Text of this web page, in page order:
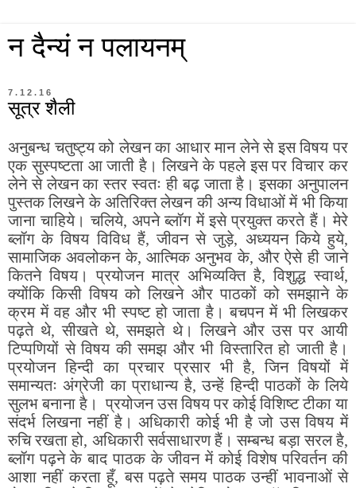
न दैन्यं न पलायनम्
7.12.16
सूत्र शैली
अनुबन्ध चतुष्ट्य को लेखन का आधार मान लेने से इस विषय पर
एक सुस्पष्टता आ जाती है। लिखने के पहले इस पर विचार कर
लेने से लेखन का स्तर स्वतः ही बढ़ जाता है। इसका अनुपालन
पुस्तक लिखने के अतिरिक्त लेखन की अन्य विधाओं में भी किया
जाना चाहिये। चलिये, अपने ब्लॉग में इसे प्रयुक्त करते हैं। मेरे
ब्लॉग के विषय विविध हैं, जीवन से जुड़े, अध्ययन किये हुये,
सामाजिक अवलोकन के, आत्मिक अनुभव के, और ऐसे ही जाने
कितने विषय। प्रयोजन मात्र अभिव्यक्ति है, विशुद्ध स्वार्थ,
क्योंकि किसी विषय को लिखने और पाठकों को समझाने के
क्रम में वह और भी स्पष्ट हो जाता है। बचपन में भी लिखकर
पढ़ते थे, सीखते थे, समझते थे। लिखने और उस पर आयी
टिप्पणियों से विषय की समझ और भी विस्तारित हो जाती है।
प्रयोजन हिन्दी का प्रचार प्रसार भी है, जिन विषयों में
समान्यतः अंग्रेजी का प्राधान्य है, उन्हें हिन्दी पाठकों के लिये
सुलभ बनाना है। प्रयोजन उस विषय पर कोई विशिष्ट टीका या
संदर्भ लिखना नहीं है। अधिकारी कोई भी है जो उस विषय में
रुचि रखता हो, अधिकारी सर्वसाधारण हैं। सम्बन्ध बड़ा सरल है,
ब्लॉग पढ़ने के बाद पाठक के जीवन में कोई विशेष परिवर्तन की
आशा नहीं करता हूँ, बस पढ़ते समय पाठक उन्हीं भावनाओं से